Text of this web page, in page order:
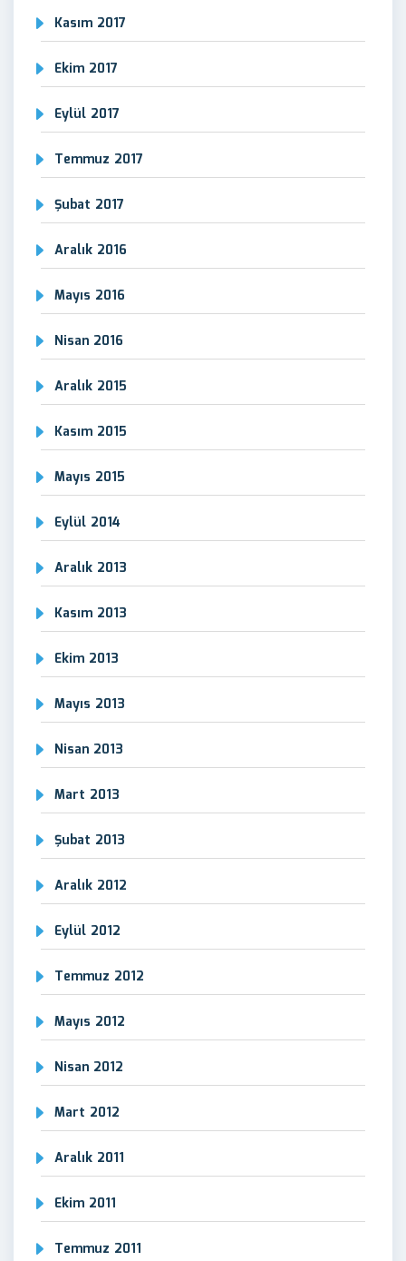
Kasım 2017
Ekim 2017
Eylül 2017
Temmuz 2017
Şubat 2017
Aralık 2016
Mayıs 2016
Nisan 2016
Aralık 2015
Kasım 2015
Mayıs 2015
Eylül 2014
Aralık 2013
Kasım 2013
Ekim 2013
Mayıs 2013
Nisan 2013
Mart 2013
Şubat 2013
Aralık 2012
Eylül 2012
Temmuz 2012
Mayıs 2012
Nisan 2012
Mart 2012
Aralık 2011
Ekim 2011
Temmuz 2011